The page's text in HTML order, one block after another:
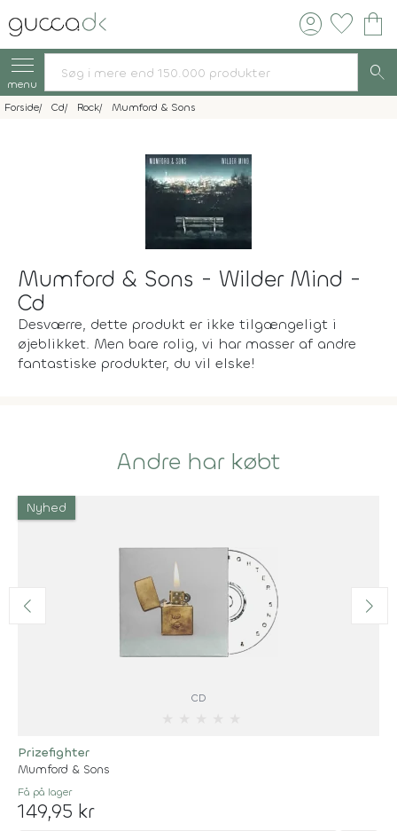
account_circle favorite shopping_bag
menu search
Forside Cd Rock Mumford & Sons
Mumford & Sons - Wilder Mind -
Cd
Desværre, dette produkt er ikke tilgængeligt i
øjeblikket. Men bare rolig, vi har masser af andre
fantastiske produkter, du vil elske!
Andre har købt
Nyhed
CD
Prizefighter
Mumford & Sons
Få på lager
149,95 kr